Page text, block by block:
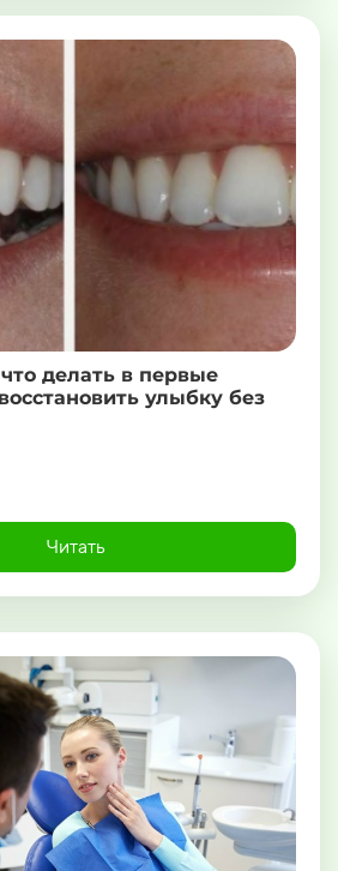
делать в первые
улыбку без
Читать